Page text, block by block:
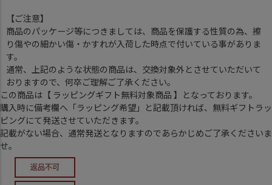
【ご注意】
商品のパッケージ等につきましては、商品を保護する性質の為、擦
り傷やの細かい傷・かすれが入荷した時点で付いている事がありま
す。
通常、上記のような状態の商品は、交換対象外とさせていただいて
おりますので、何卒ご理解ご了承ください。
この商品は【 ラッピングギフト無料対象商品 】となっております。
購入時に備考欄へ「ラッピング希望」と記載頂ければ、無料ギフトラッ
ピングにて発送させていただきます。
記載がない場合、通常発送となりますのであらかじめご了承くださいま
せ。